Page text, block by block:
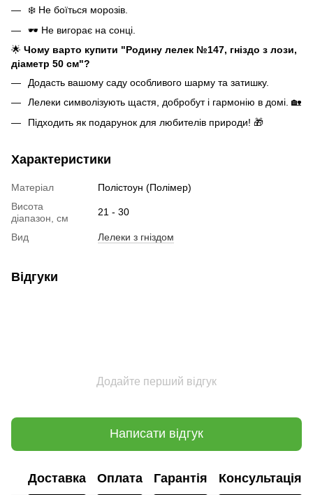
❄️ Не боїться морозів.
🕶️ Не вигорає на сонці.
🌟 Чому варто купити "Родину лелек №147, гніздо з лози,
діаметр 50 см"?
Додасть вашому саду особливого шарму та затишку.
Лелеки символізують щастя, добробут і гармонію в домі. 🏡
Підходить як подарунок для любителів природи! 🎁
Характеристики
Матеріал
Полістоун (Полімер)
Висота
діапазон, см
21 - 30
Вид Лелеки з гніздом
Відгуки
Додайте перший відгук
Написати відгук
Доставка Оплата Гарантія Консультація